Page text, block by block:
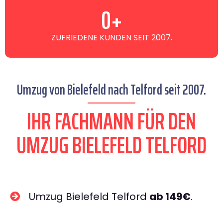
ZUFRIEDENE KUNDEN SEIT 2007.
0+
Umzug von Bielefeld nach Telford seit 2007.
IHR FACHMANN FÜR DEN
UMZUG BIELEFELD TELFORD
Umzug Bielefeld Telford ab 149€.